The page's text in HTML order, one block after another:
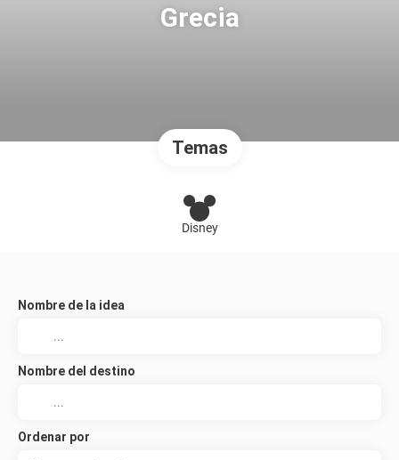
Grecia
Temas
Disney
Nombre de la idea
Nombre del destino
Ordenar por